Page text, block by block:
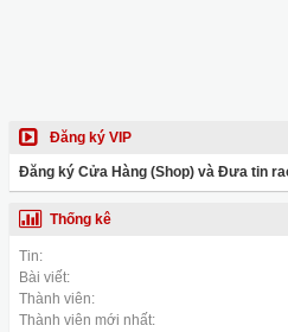
Đăng ký VIP
Đăng ký Cửa Hàng (Shop) và Đưa tin
Thống kê
Tin:
Bài viết:
Thành viên:
Thành viên mới nhất: